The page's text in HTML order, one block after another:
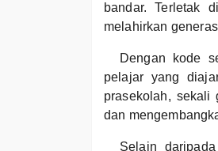
bandar. Terletak
melahirkan
Dengan kode
pelajar yang
prasekolah, sekali
dan
Selain